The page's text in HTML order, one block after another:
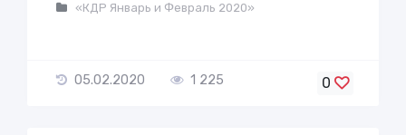
«КДР Январь и Февраль 2020»
05.02.2020 1 225 0